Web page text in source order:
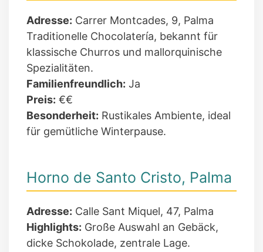
Adresse: Carrer Montcades, 9, Palma
Traditionelle Chocolatería, bekannt für
klassische Churros und mallorquinische
Spezialitäten.
Familienfreundlich: Ja
Preis: €€
Besonderheit: Rustikales Ambiente, ideal
für gemütliche Winterpause.
Horno de Santo Cristo, Palma
Adresse: Calle Sant Miquel, 47, Palma
Highlights: Große Auswahl an Gebäck,
dicke Schokolade, zentrale Lage.